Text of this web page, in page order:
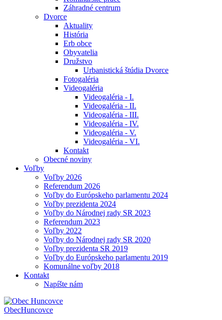
Záhradné centrum
Dvorce
Aktuality
História
Erb obce
Obyvatelia
Družstvo
Urbanistická štúdia Dvorce
Fotogaléria
Videogaléria
Videogaléria - I.
Videogaléria - II.
Videogaléria - III.
Videogaléria - IV.
Videogaléria - V.
Videogaléria - VI.
Kontakt
Obecné noviny
Voľby
Voľby 2026
Referendum 2026
Voľby do Európskeho parlamentu 2024
Voľby prezidenta 2024
Voľby do Národnej rady SR 2023
Referendum 2023
Voľby 2022
Voľby do Národnej rady SR 2020
Voľby prezidenta SR 2019
Voľby do Európskeho parlamentu 2019
Komunálne voľby 2018
Kontakt
Napíšte nám
ObecHuncovce